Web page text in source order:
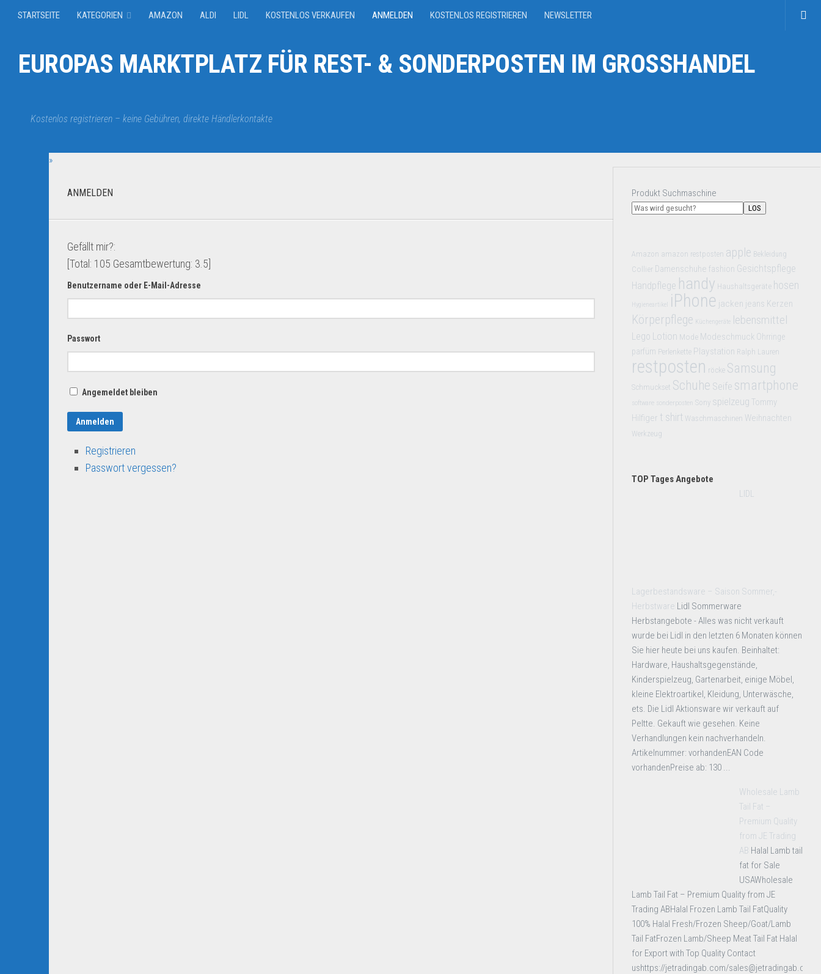
STARTSEITE KATEGORIEN AMAZON ALDI LIDL KOSTENLOS VERKAUFEN ANMELDEN KOSTENLOS REGISTRIEREN NEWSLETTER
EUROPAS MARKTPLATZ FÜR REST- & SONDERPOSTEN IM GROSSHANDEL
Kostenlos registrieren – keine Gebühren, direkte Händlerkontakte
»
ANMELDEN
Gefällt mir?:
[Total: 105 Gesamtbewertung: 3.5
Benutzername oder E-Mail-Adresse
Passwort
Angemeldet bleiben
Anmelden
Registrieren
Passwort vergessen?
Produkt Suchmaschine
LOS
Amazon amazon restposten apple Bekleidung
Collier Damenschuhe fashion Gesichtspflege
Handpflege handy Haushaltsgeräte hosen
Hygieneartikel iPhone jacken jeans Kerzen
Körperpflege Küchengeräte lebensmittel
Lego Lotion Mode Modeschmuck Ohrringe
parfüm Perlenkette Playstation Ralph Lauren
restposten röcke Samsung
Schmuckset Schuhe Seife smartphone
software sonderposten Sony spielzeug Tommy
Hilfiger t shirt Waschmaschinen Weihnachten
Werkzeug
TOP Tages Angebote
LIDL
Lagerbestandsware – Saison Sommer,-
Herbstware Lidl Sommerware
Herbstangebote - Alles was nicht verkauft
wurde bei Lidl in den letzten 6 Monaten können
Sie hier heute bei uns kaufen. Beinhaltet:
Hardware, Haushaltsgegenstände,
Kinderspielzeug, Gartenarbeit, einige Möbel,
kleine Elektroartikel, Kleidung, Unterwäsche,
ets. Die Lidl Aktionsware wir verkauft auf
Peltte. Gekauft wie gesehen. Keine
Verhandlungen kein nachverhandeln.
Artikelnummer: vorhandenEAN Code
vorhandenPreise ab: 130 ...
Wholesale Lamb
Tail Fat –
Premium Quality
from JE Trading
AB Halal Lamb tail
fat for Sale
USAWholesale
Lamb Tail Fat – Premium Quality from JE
Trading ABHalal Frozen Lamb Tail FatQuality
100% Halal Fresh/Frozen Sheep/Goat/Lamb
Tail FatFrozen Lamb/Sheep Meat Tail Fat Halal
for Export with Top Quality Contact
ushttps://jetradingab.com/